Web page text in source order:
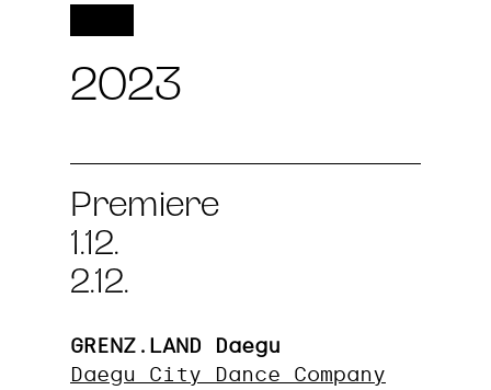
2023
Premiere
1.12.
2.12.
GRENZ.LAND Daegu
Daegu City Dance Company